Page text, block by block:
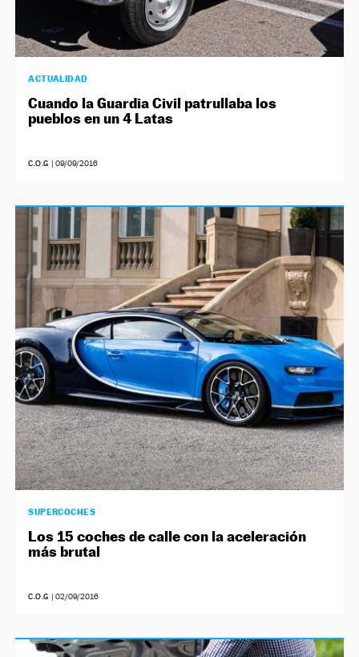
ACTUALIDAD
Cuando la Guardia Civil patrullaba los
pueblos en un 4 Latas
C.O.G | 09/09/2016
SUPERCOCHES
Los 15 coches de calle con la aceleración
más brutal
C.O.G | 02/09/2016